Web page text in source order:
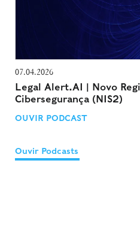
07.04.2026
Legal Alert.AI | Novo
Cibersegurança (NIS2)
OUVIR PODCAST
Ouvir Podcasts